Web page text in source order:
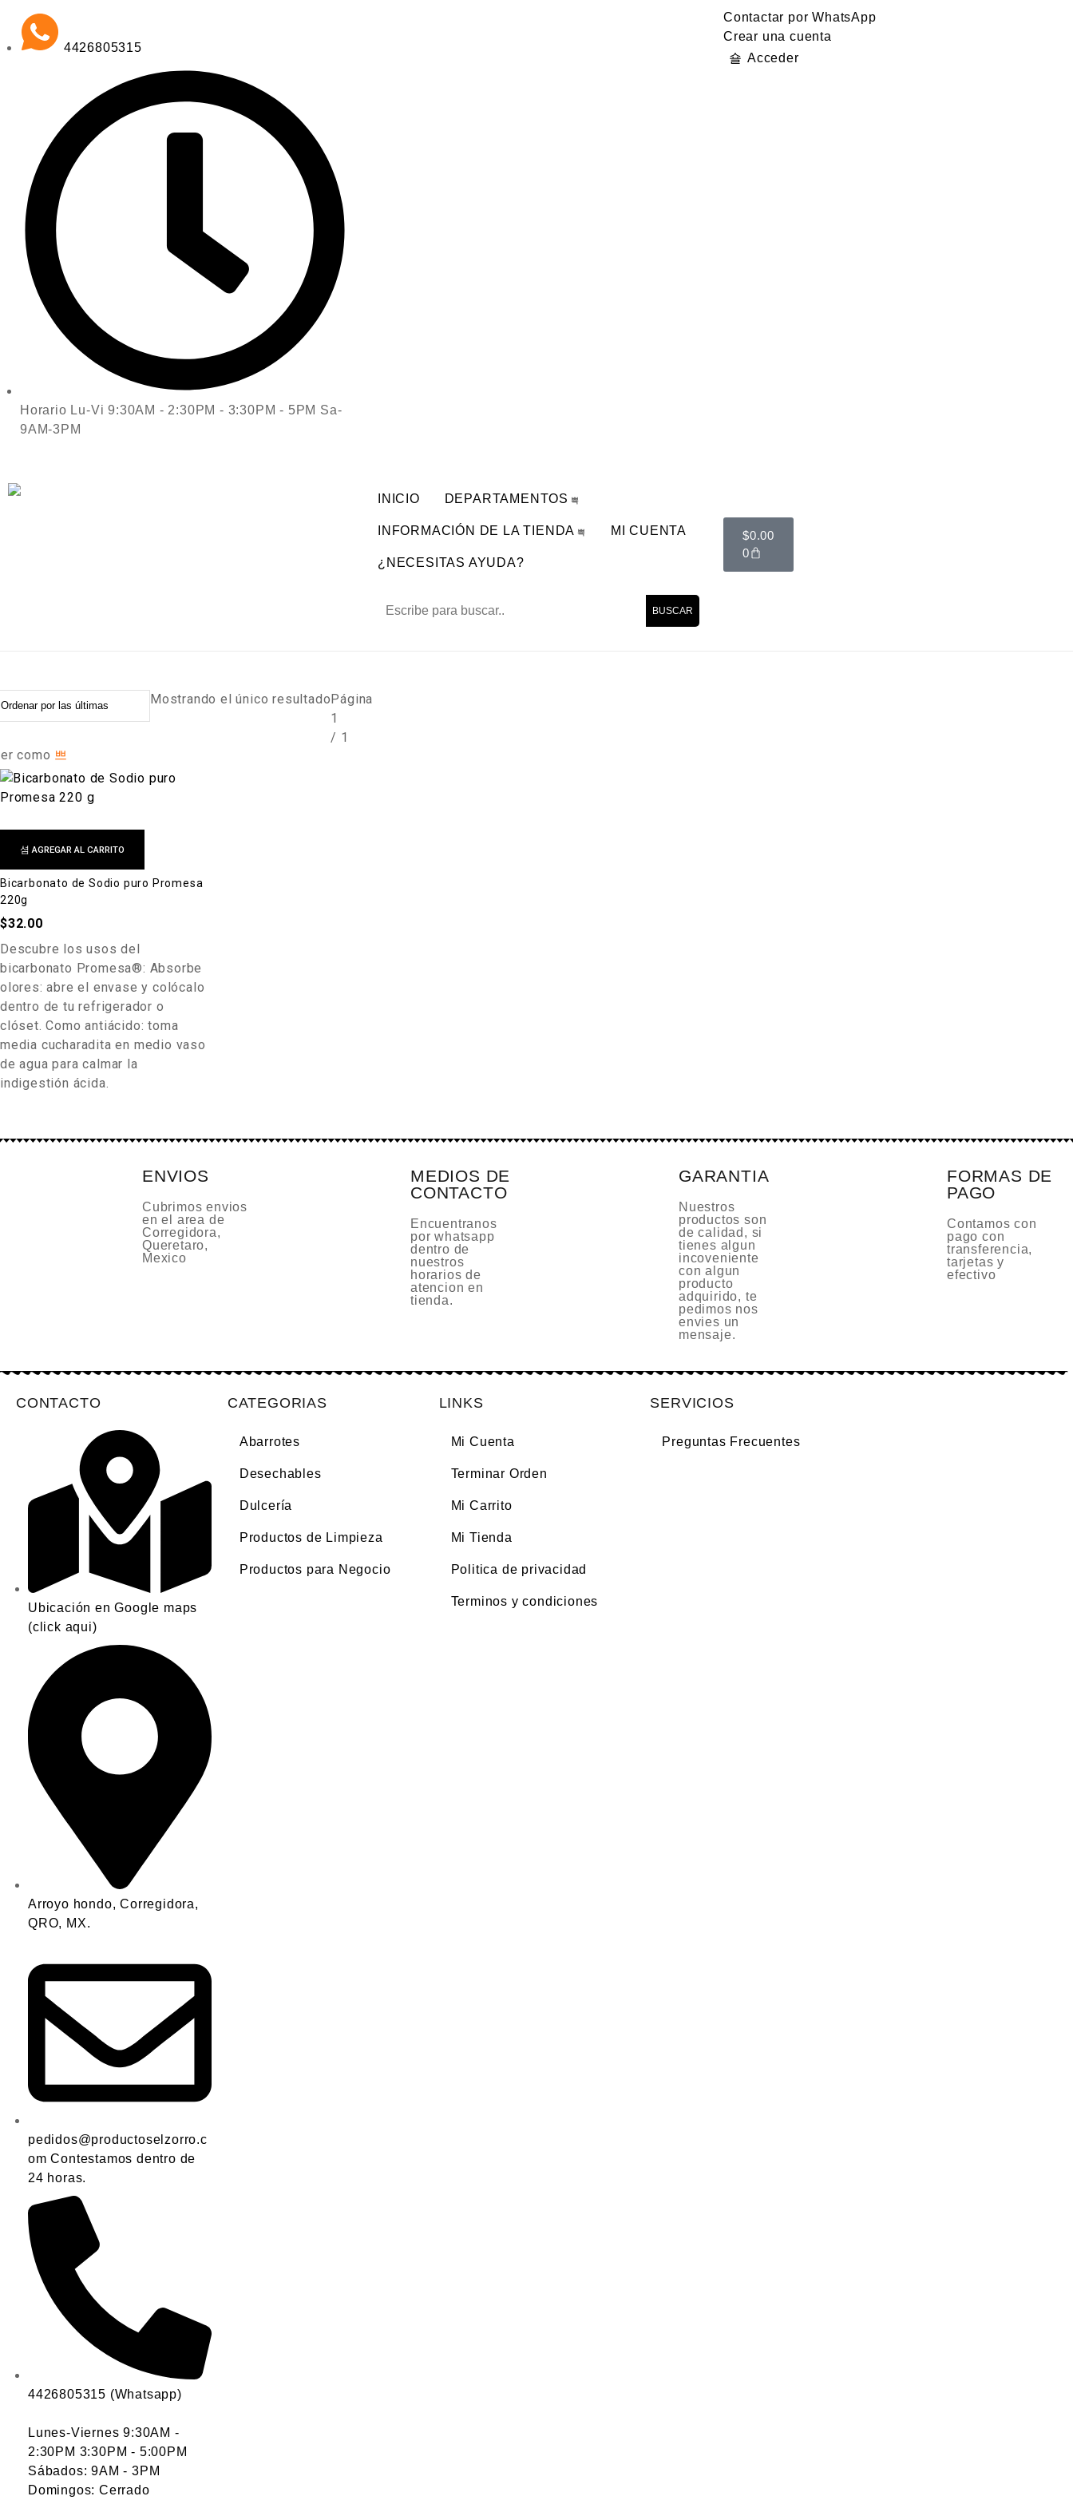
4426805315
Horario Lu-Vi 9:30AM - 2:30PM - 3:30PM - 5PM Sa-
9AM-3PM
Contactar por WhatsApp
Crear una cuenta
Acceder
INICIO DEPARTAMENTOS
INFORMACIÓN DE LA TIENDA MI CUENTA
¿NECESITAS AYUDA?
BUSCAR
$0.00
0
como
Mostrando el único resultadoPágina
1
/ 1
AGREGAR AL CARRITO
Bicarbonato de Sodio puro Promesa
220g
$32.00
Descubre los usos del
bicarbonato Promesa®: Absorbe
olores: abre el envase y colócalo
dentro de tu refrigerador o
clóset. Como antiácido: toma
media cucharadita en medio vaso
de agua para calmar la
indigestión ácida.
ENVIOS
Cubrimos envios
en el area de
Corregidora,
Queretaro,
Mexico
MEDIOS DE
CONTACTO
Encuentranos
por whatsapp
dentro de
nuestros
horarios de
atencion en
tienda.
GARANTIA
Nuestros
productos son
de calidad, si
tienes algun
incoveniente
con algun
producto
adquirido, te
pedimos nos
envies un
mensaje.
FORMAS DE
PAGO
Contamos con
pago con
transferencia,
tarjetas y
efectivo
CONTACTO
Ubicación en Google maps
(click aqui)
Arroyo hondo, Corregidora,
QRO, MX.
pedidos@productoselzorro.c
om Contestamos dentro de
24 horas.
4426805315 (Whatsapp)
Lunes-Viernes 9:30AM -
2:30PM 3:30PM - 5:00PM
Sábados: 9AM - 3PM
Domingos: Cerrado
CATEGORIAS
Abarrotes
Desechables
Dulcería
Productos de Limpieza
Productos para Negocio
LINKS
Mi Cuenta
Terminar Orden
Mi Carrito
Mi Tienda
Politica de privacidad
Terminos y condiciones
SERVICIOS
Preguntas Frecuentes